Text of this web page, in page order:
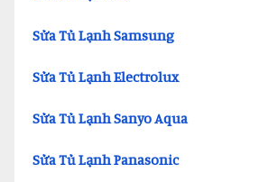
Sửa Tủ Lạnh Samsung
Sửa Tủ Lạnh Electrolux
Sửa Tủ Lạnh Sanyo Aqua
Sửa Tủ Lạnh Panasonic